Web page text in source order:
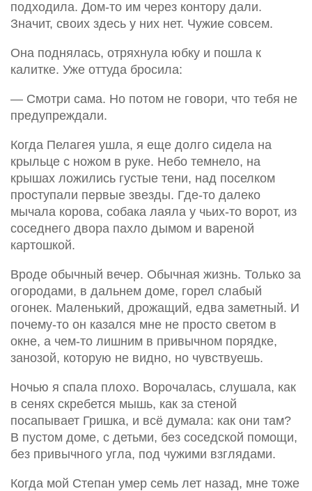
подходила. Дом-то им через контору дали.
Значит, своих здесь у них нет. Чужие совсем.
Она поднялась, отряхнула юбку и пошла к
калитке. Уже оттуда бросила:
— Смотри сама. Но потом не говори, что тебя не
предупреждали.
Когда Пелагея ушла, я еще долго сидела на
крыльце с ножом в руке. Небо темнело, на
крышах ложились густые тени, над поселком
проступали первые звезды. Где-то далеко
мычала корова, собака лаяла у чьих-то ворот, из
соседнего двора пахло дымом и вареной
картошкой.
Вроде обычный вечер. Обычная жизнь. Только за
огородами, в дальнем доме, горел слабый
огонек. Маленький, дрожащий, едва заметный. И
почему-то он казался мне не просто светом в
окне, а чем-то лишним в привычном порядке,
занозой, которую не видно, но чувствуешь.
Ночью я спала плохо. Ворочалась, слушала, как
в сенях скребется мышь, как за стеной
посапывает Гришка, и всё думала: как они там?
В пустом доме, с детьми, без соседской помощи,
без привычного угла, под чужими взглядами.
Когда мой Степан умер семь лет назад, мне тоже